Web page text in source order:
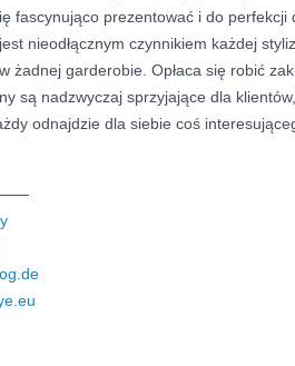
fascynująco prezentować i do perfekcji
nieodłącznym czynnikiem każdej
żadnej garderobie. Opłaca się robić
są nadzwyczaj sprzyjające dla
odnajdzie dla siebie coś